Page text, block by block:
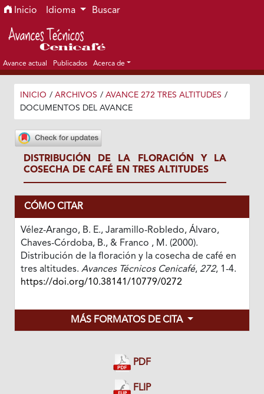
Ir al menú de navegación principal
Ir al contenido principal
Ir al pie de página del sitio
Inicio Idioma Buscar
Avance actual Publicados Acerca de
INICIO / ARCHIVOS / AVANCE 272 TRES ALTITUDES /
DOCUMENTOS DEL AVANCE
DISTRIBUCIÓN DE LA FLORACIÓN Y LA
COSECHA DE CAFÉ EN TRES ALTITUDES
CÓMO CITAR
Vélez-Arango, B. E., Jaramillo-Robledo, Álvaro,
Chaves-Córdoba, B., & Franco , M. (2000).
Distribución de la floración y la cosecha de café en
tres altitudes. Avances Técnicos Cenicafé, 272, 1-4.
https://doi.org/10.38141/10779/0272
MÁS FORMATOS DE CITA
PDF
FLIP